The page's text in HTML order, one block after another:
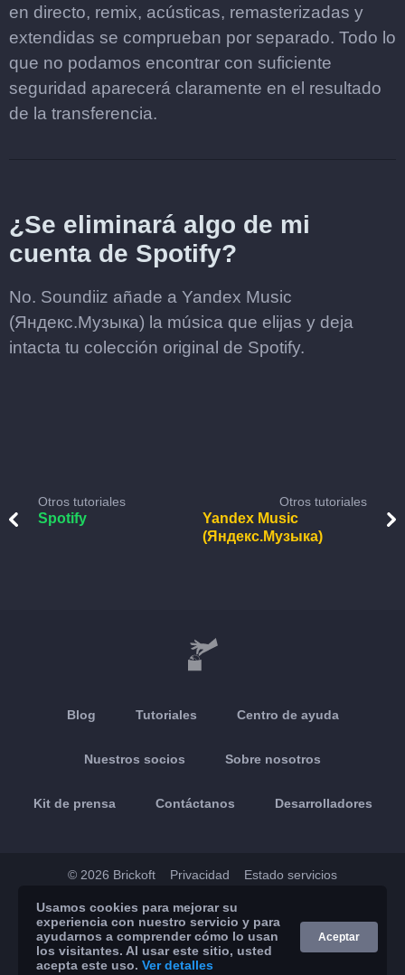
en directo, remix, acústicas, remasterizadas y
extendidas se comprueban por separado. Todo lo
que no podamos encontrar con suficiente
seguridad aparecerá claramente en el resultado
de la transferencia.
¿Se eliminará algo de mi
cuenta de Spotify?
No. Soundiiz añade a Yandex Music
(Яндекс.Музыка) la música que elijas y deja
intacta tu colección original de Spotify.
Otros tutoriales
Spotify
Otros tutoriales
Yandex Music
(Яндекс.Музыка)
Blog Tutoriales Centro de ayuda
Nuestros socios Sobre nosotros
Kit de prensa Contáctanos Desarrolladores
© 2026 Brickoft Privacidad Estado servicios
App Store Google Play
Usamos cookies para mejorar su
experiencia con nuestro servicio y para
ayudarnos a comprender cómo lo usan
los visitantes. Al usar este sitio, usted
acepta este uso. Ver detalles
Aceptar